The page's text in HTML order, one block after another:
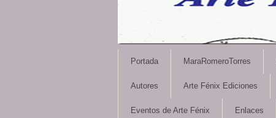
Portada MaraRomeroTorres
Autores Arte Fénix Ediciones
Eventos de Arte Fénix Enlaces